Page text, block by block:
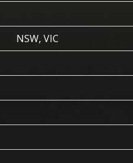
NSW, VIC